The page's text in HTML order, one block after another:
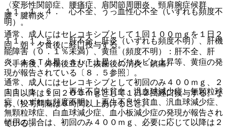
１１．１．４． 心不全、うっ血性心不全（いずれも頻度不
明）。
１１．１．５． 肝不全、肝炎（いずれも頻度不明）、肝機
能障害（０．１％未満）、黄疸（頻度不明）：肝不全、肝
炎、ＡＳＴ上昇、ＡＬＴ上昇、ビリルビン上昇等、黄疸の発
現が報告されている〔８．５参照〕。
１１．１．６． 再生不良性貧血、汎血球減少症、無顆粒球
症（いずれも頻度不明）：再生不良性貧血、汎血球減少症、
無顆粒球症、白血球減少症、血小板減少症の発現が報告され
ている。
〈変形性関節症、腰痛症、肩関節周囲炎、頸肩腕症候群、
腱・腱鞘炎〉
通常、成人にはセレコキシブとして１回１００ｍｇを１日２
回、朝・夕食後に経口投与する。
〈手術後、外傷後並びに抜歯後の消炎・鎮痛〉
通常、成人にはセレコキシブとして初回のみ４００ｍｇ、２
回目以降は１回２００ｍｇとして１日２回経口投与する。な
お、投与間隔は６時間以上あけること。
頓用の場合は、初回のみ４００ｍｇ、必要に応じて以降は２